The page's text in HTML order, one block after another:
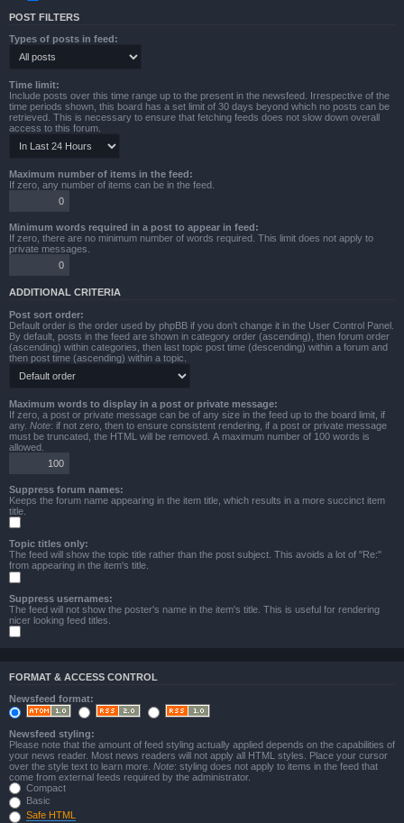
POST FILTERS
Types of posts in feed:
Time limit:
Include posts over this time range up to the present in the newsfeed. Irrespective of the
time periods shown, this board has a set limit of 30 days beyond which no posts can be
retrieved. This is necessary to ensure that fetching feeds does not slow down overall
access to this forum.
Maximum number of items in the feed:
If zero, any number of items can be in the feed.
Minimum words required in a post to appear in feed:
If zero, there are no minimum number of words required. This limit does not apply to
private messages.
ADDITIONAL CRITERIA
Post sort order:
Default order is the order used by phpBB if you don’t change it in the User Control Panel.
By default, posts in the feed are shown in category order (ascending), then forum order
(ascending) within categories, then last topic post time (descending) within a forum and
then post time (ascending) within a topic.
Maximum words to display in a post or private message:
If zero, a post or private message can be of any size in the feed up to the board limit, if
any. Note: if not zero, then to ensure consistent rendering, if a post or private message
must be truncated, the HTML will be removed. A maximum number of 100 words is
allowed.
Suppress forum names:
Keeps the forum name appearing in the item title, which results in a more succinct item
title.
Topic titles only:
The feed will show the topic title rather than the post subject. This avoids a lot of "Re:"
from appearing in the item's title.
Suppress usernames:
The feed will not show the poster's name in the item's title. This is useful for rendering
nicer looking feed titles.
FORMAT & ACCESS CONTROL
Newsfeed format:
Newsfeed styling:
Please note that the amount of feed styling actually applied depends on the capabilities of
your news reader. Most news readers will not apply all HTML styles. Place your cursor
over the style text to learn more. Note: styling does not apply to items in the feed that
come from external feeds required by the administrator.
Compact
Basic
Safe HTML